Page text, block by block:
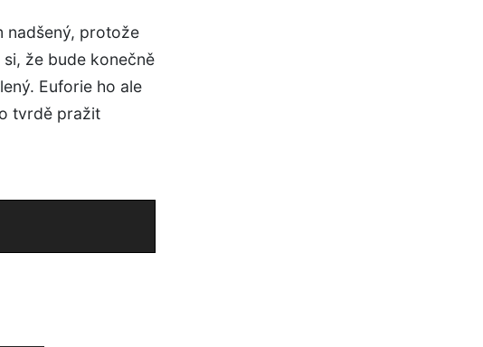
nadšený, protože
že bude konečně
Euforie ho ale
tvrdě pražit